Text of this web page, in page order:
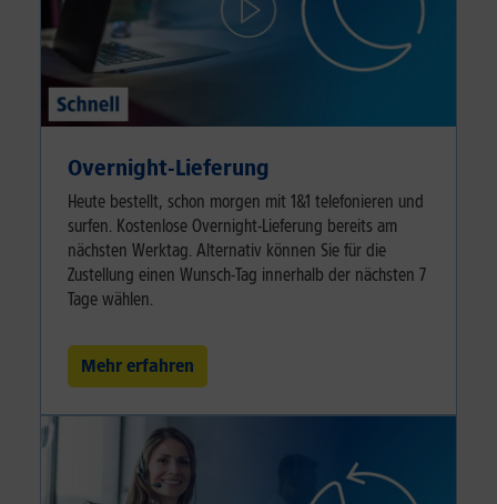
Overnight-Lieferung
Heute bestellt, schon morgen mit 1&1 telefonieren und
surfen. Kostenlose Overnight-Lieferung bereits am
nächsten Werktag. Alternativ können Sie für die
Zustellung einen Wunsch-Tag innerhalb der nächsten 7
Tage wählen.
Mehr erfahren